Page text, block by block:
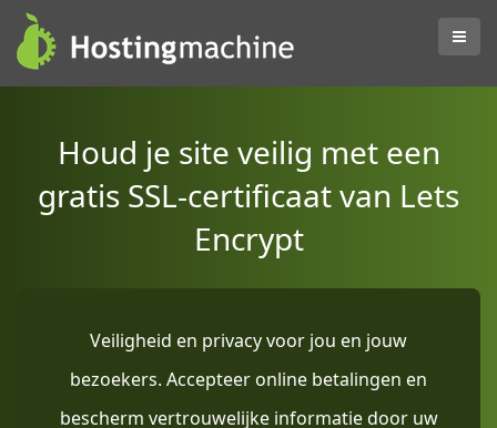
Houd je site veilig met een
gratis SSL-certificaat van Lets
Encrypt
Veiligheid en privacy voor jou en jouw
bezoekers. Accepteer online betalingen en
bescherm vertrouwelijke informatie door uw